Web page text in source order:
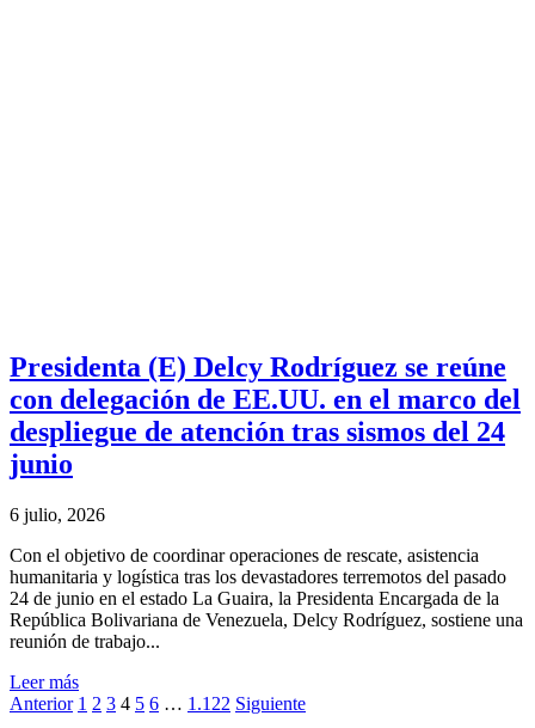
Presidenta (E) Delcy Rodríguez se reúne
con delegación de EE.UU. en el marco del
despliegue de atención tras sismos del 24
junio
6 julio, 2026
Con el objetivo de coordinar operaciones de rescate, asistencia
humanitaria y logística tras los devastadores terremotos del pasado
24 de junio en el estado La Guaira, la Presidenta Encargada de la
República Bolivariana de Venezuela, Delcy Rodríguez, sostiene una
reunión de trabajo...
Leer más
Anterior 1 2 3 4 5 6 … 1.122 Siguiente